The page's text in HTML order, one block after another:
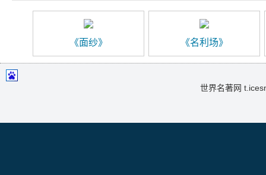
《面纱》 《名利场》
世界名著网